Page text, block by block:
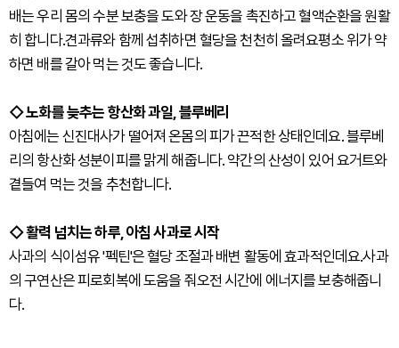
배는 우리 몸의 수분 보충을 도와 장 운동을 촉진하고 혈액순환을 원활
히 합니다.견과류와 함께 섭취하면 혈당을 천천히 올려요평소 위가 약
하면 배를 갈아 먹는 것도 좋습니다.
◇ 노화를 늦추는 항산화 과일, 블루베리
아침에는 신진대사가 떨어져 온몸의 피가 끈적한 상태인데요. 블루베
리의 항산화 성분이피를 맑게 해줍니다. 약간의 산성이 있어 요거트와
곁들여 먹는 것을 추천합니다.
◇ 활력 넘치는 하루, 아침 사과로 시작
사과의 식이섬유 '펙틴'은 혈당 조절과 배변 활동에 효과적인데요.사과
의 구연산은 피로회복에 도움을 줘오전 시간에 에너지를 보충해줍니
다.